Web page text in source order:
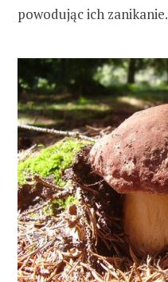
powodując ich zanikanie.